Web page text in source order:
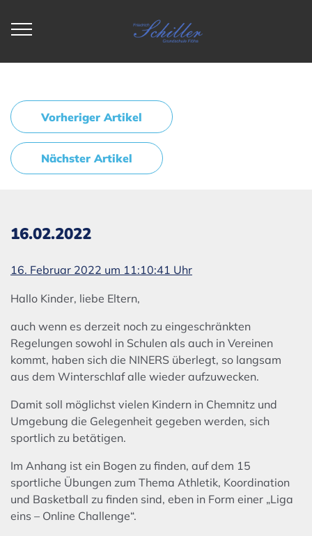
Vorheriger Artikel
Nächster Artikel
16.02.2022
16. Februar 2022 um 11:10:41 Uhr
Hallo Kinder, liebe Eltern,
auch wenn es derzeit noch zu eingeschränkten
Regelungen sowohl in Schulen als auch in Vereinen
kommt, haben sich die NINERS überlegt, so langsam
aus dem Winterschlaf alle wieder aufzuwecken.
Damit soll möglichst vielen Kindern in Chemnitz und
Umgebung die Gelegenheit gegeben werden, sich
sportlich zu betätigen.
Im Anhang ist ein Bogen zu finden, auf dem 15
sportliche Übungen zum Thema Athletik, Koordination
und Basketball zu finden sind, eben in Form einer „Liga
eins – Online Challenge“.